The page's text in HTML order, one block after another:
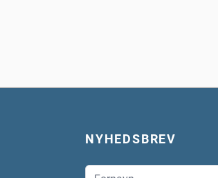
NYHEDSBREV